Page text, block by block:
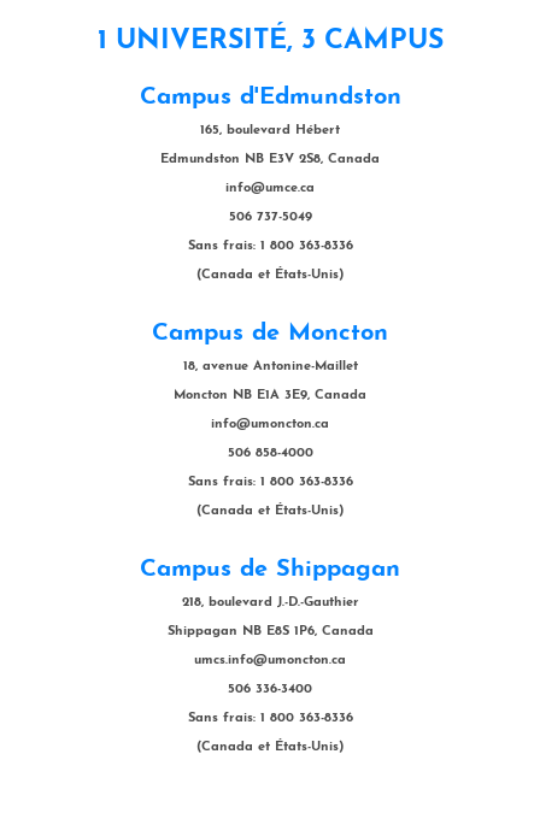
1 UNIVERSITÉ, 3 CAMPUS
Campus d'Edmundston
165, boulevard Hébert
Edmundston NB E3V 2S8, Canada
info@umce.ca
506 737-5049
Sans frais: 1 800 363-8336
(Canada et États-Unis)
Campus de Moncton
18, avenue Antonine-Maillet
Moncton NB E1A 3E9, Canada
info@umoncton.ca
506 858-4000
Sans frais: 1 800 363-8336
(Canada et États-Unis)
Campus de Shippagan
218, boulevard J.-D.-Gauthier
Shippagan NB E8S 1P6, Canada
umcs.info@umoncton.ca
506 336-3400
Sans frais: 1 800 363-8336
(Canada et États-Unis)